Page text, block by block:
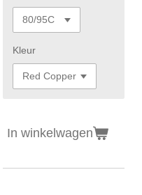
Kleur
In winkelwagen